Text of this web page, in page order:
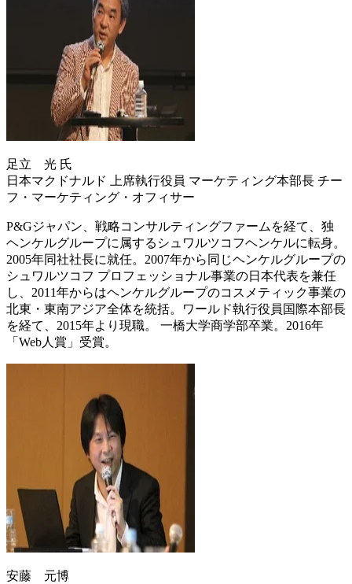
足立 光 氏
日本マクドナルド 上席執行役員 マーケティング本部長 チー
フ・マーケティング・オフィサー
P&Gジャパン、戦略コンサルティングファームを経て、独
ヘンケルグループに属するシュワルツコフヘンケルに転身。
2005年同社社長に就任。2007年から同じヘンケルグループの
シュワルツコフ プロフェッショナル事業の日本代表を兼任
し、2011年からはヘンケルグループのコスメティック事業の
北東・東南アジア全体を統括。ワールド執行役員国際本部長
を経て、2015年より現職。 一橋大学商学部卒業。2016年
「Web人賞」受賞。
安藤 元博